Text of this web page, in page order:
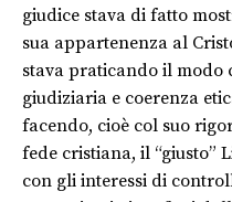
giudice stava di fatto
sua appartenenza al
stava praticando il modo
giudiziaria e coerenza
facendo, cioè col suo
fede cristiana, il “giusto”
con gli interessi di